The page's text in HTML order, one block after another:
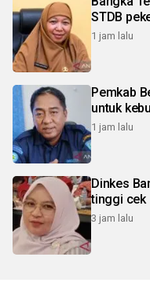
STDB
1 jam lalu
Pemkab
untuk
1 jam lalu
Dinkes
tinggi cek
3 jam lalu